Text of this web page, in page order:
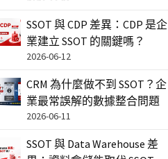
SSOT 與 CDP 差異：CDP 是企
業建立 SSOT 的關鍵嗎？
2026-06-12
CRM 為什麼做不到 SSOT？企
業最常誤解的數據整合問題
2026-06-11
SSOT 與 Data Warehouse 差